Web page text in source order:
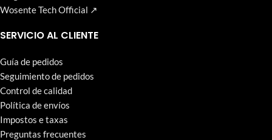
Wosente Tech Official ↗
SERVICIO AL CLIENTE
Guía de pedidos
Seguimiento de pedidos
Control de calidad
Política de envíos
Impostos e taxas
Preguntas frecuentes